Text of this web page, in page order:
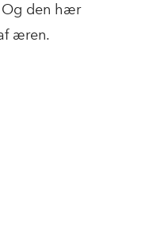
Og den hær
æren.